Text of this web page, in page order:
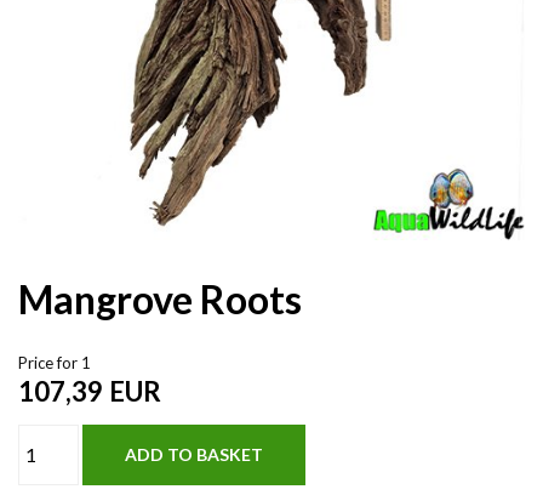
Mangrove Roots
Price for 1
107,39 EUR